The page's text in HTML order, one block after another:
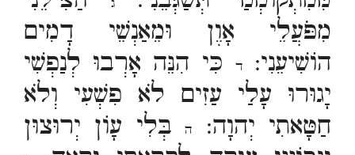
מִפֹּעֲלֵי אָוֶן וּמֵאַנְשֵׁי דָמִים
הוֹשִׁיעֵנִי:ד
כִּי הִנֵּה אָרְבוּ לְנַפְשִׁי
יָגוּרוּ עָלַי עַזִים לֹא פִשְׁעִי וְלֹא
חַטָּאתִי יְהוָה:
הבְּלִי עָוֹן יְרוּצוּן